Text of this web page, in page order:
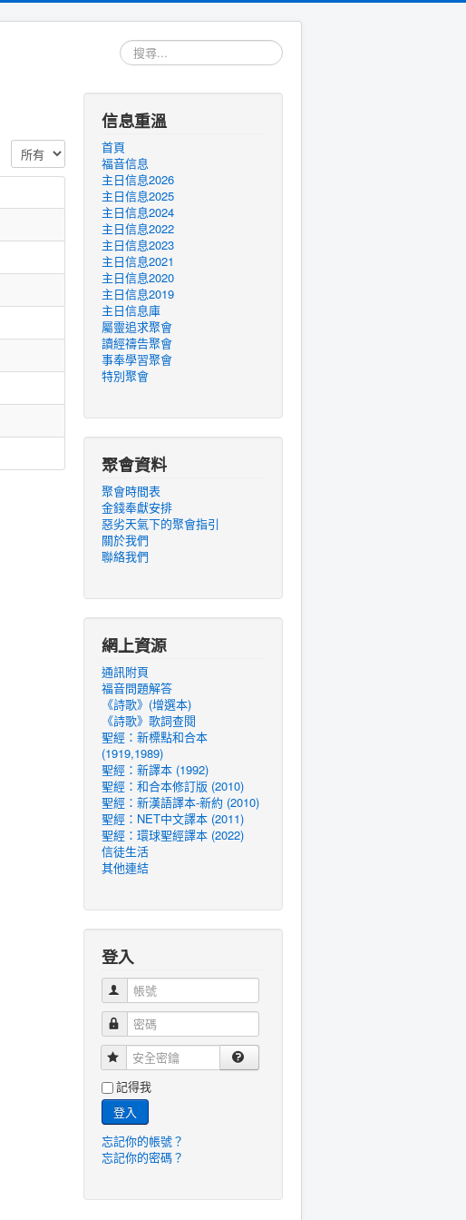
搜
尋...
顯示數目
信息重溫
首頁
福音信息
主日信息2026
主日信息2025
主日信息2024
主日信息2022
主日信息2023
主日信息2021
主日信息2020
主日信息2019
主日信息庫
屬靈追求聚會
讀經禱告聚會
事奉學習聚會
特別聚會
聚會資料
聚會時間表
金錢奉獻安排
惡劣天氣下的聚會指引
關於我們
聯絡我們
網上資源
通訊附頁
福音問題解答
《詩歌》(增選本)
《詩歌》歌詞查閱
聖經：新標點和合本
(1919,1989)
聖經：新譯本 (1992)
聖經：和合本修訂版 (2010)
聖經：新漢語譯本-新約 (2010)
聖經：NET中文譯本 (2011)
聖經：環球聖經譯本 (2022)
信徒生活
其他連結
登入
帳號
密碼
安全密鑰
記得我
登入
忘記你的帳號？
忘記你的密碼？